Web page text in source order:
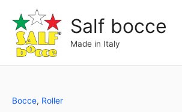
contenuto
Salf bocce
Made in Italy
Bocce, Roller